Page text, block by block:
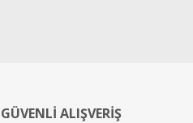
GÜVENLİ ALIŞVERİŞ